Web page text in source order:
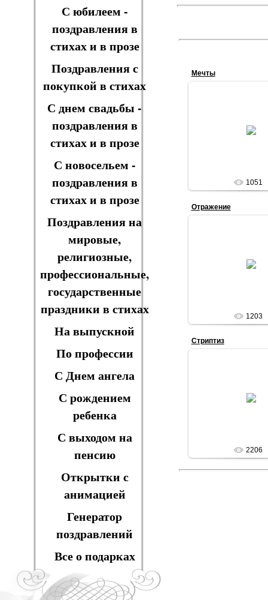
С юбилеем -
поздравления в
стихах и в прозе
Поздравления с
покупкой в стихах
С днем свадьбы -
поздравления в
стихах и в прозе
С новосельем -
поздравления в
стихах и в прозе
Поздравления на
мировые,
религиозные,
профессиональные,
государственные
праздники в стихах
На выпускной
По профессии
С Днем ангела
С рождением
ребенка
С выходом на
пенсию
Открытки с
анимацией
Генератор
поздравлений
Все о подарках
Мечты
1051
Отражение
1203
Стриптиз
2206